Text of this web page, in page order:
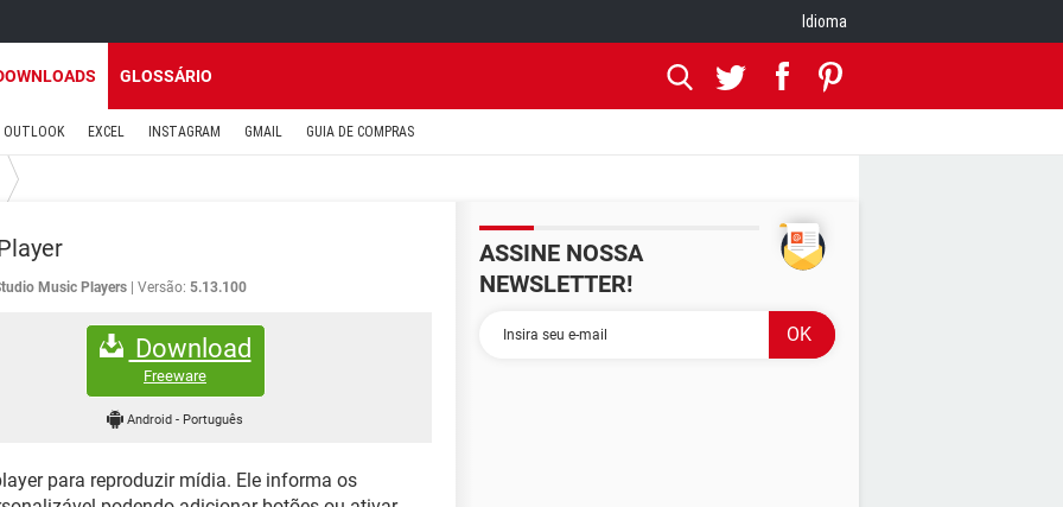
Idioma
GLOSSÁRIO
OUTLOOK EXCEL INSTAGRAM GMAIL GUIA DE COMPRAS
Music Players Versão: 5.13.100
Download
Freeware
Android- Português
para reproduzir mídia. Ele informa os
ASSINE NOSSA
NEWSLETTER!